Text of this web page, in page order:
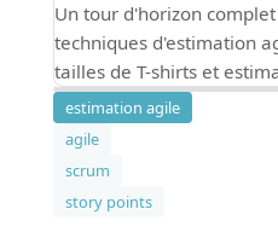
Un tour d'horizon
techniques d'estimation
tailles de T-shirts et
conseils pour choisir la
équipe.
estimation agile
agile
scrum
story points